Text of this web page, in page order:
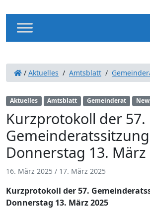
/ Aktuelles / Amtsblatt /
Aktuelles Amtsblatt Gemeinderat
Kurzprotokoll der 57.
Donnerstag 13. März
16. März 2025 / 17. März 2025
Kurzprotokoll der 57.
Donnerstag 13. März 2025